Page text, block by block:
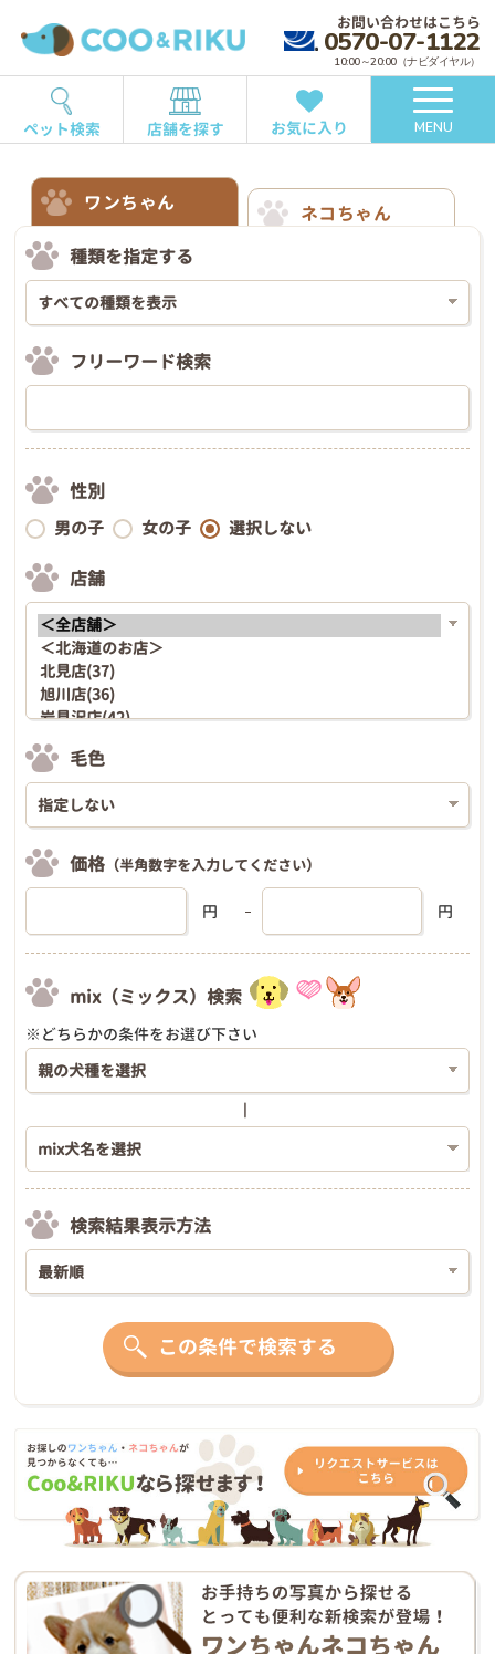
お問い合わせはこちら
0570-07-1122
10:00～20:00（ナビダイヤル）
ペット検索 店舗を探す お気に入り MENU
ワンちゃん
ネコちゃん
種類を指定する
フリーワード検索
性別
男の子 女の子 選択しない
店舗
毛色
価格 （半角数字を入力してください）
円 円
mix（ミックス）検索
※どちらかの条件をお選び下さい
検索結果表示方法
この条件で検索する